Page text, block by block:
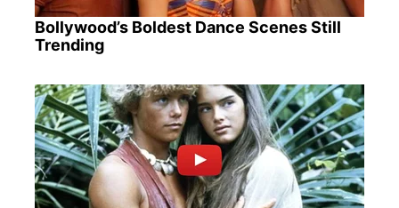
Bollywood’s Boldest Dance Scenes Still
Trending